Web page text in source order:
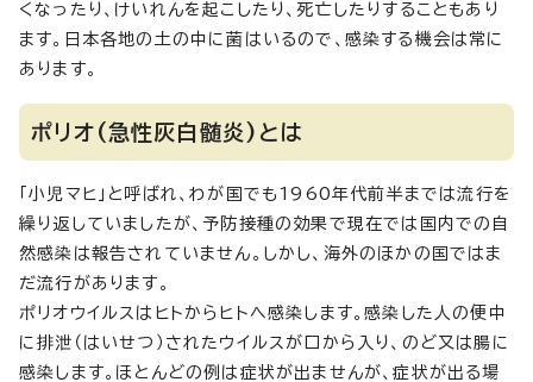
くなったり、けいれんを起こしたり、死亡したりすることもあり
ます。日本各地の土の中に菌はいるので、感染する機会は常に
あります。
ポリオ(急性灰白髄炎)とは
「小児マヒ」と呼ばれ、わが国でも1960年代前半までは流行を
繰り返していましたが、予防接種の効果で現在では国内での自
然感染は報告されていません。しかし、海外のほかの国ではま
だ流行があります。
ポリオウイルスはヒトからヒトへ感染します。感染した人の便中
に排泄（はいせつ）されたウイルスが口から入り、のど又は腸に
感染します。ほとんどの例は症状が出ませんが、症状が出る場